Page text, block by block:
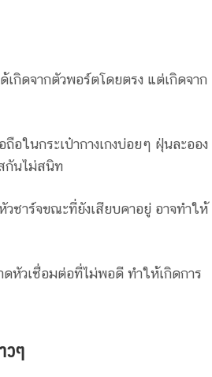
กิดจากตัวพอร์ตโดยตรง แต่เกิดจาก
ในกระเป๋ากางเกงบ่อยๆ ฝุ่นละออง
กันไม่สนิท
ชาร์จขณะที่ยังเสียบคาอยู่ อาจทำให้
หัวเชื่อมต่อที่ไม่พอดี ทำให้เกิดการ
วๆ